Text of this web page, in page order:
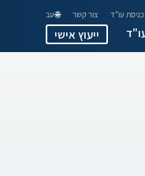
כניסת עו"ד צור קשר 🌐 עב
ייעוץ אישי